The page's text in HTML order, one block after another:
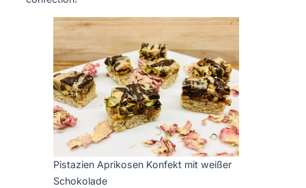
Pistazien Aprikosen Konfekt mit weißer
Schokolade